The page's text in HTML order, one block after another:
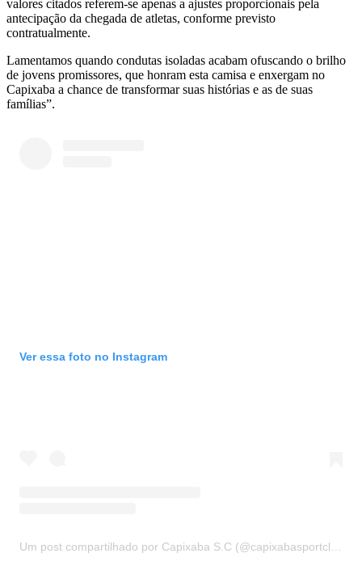
valores citados referem-se apenas a ajustes proporcionais pela
antecipação da chegada de atletas, conforme previsto
contratualmente.
Lamentamos quando condutas isoladas acabam ofuscando o brilho
de jovens promissores, que honram esta camisa e enxergam no
Capixaba a chance de transformar suas histórias e as de suas
famílias”.
Ver essa foto no Instagram